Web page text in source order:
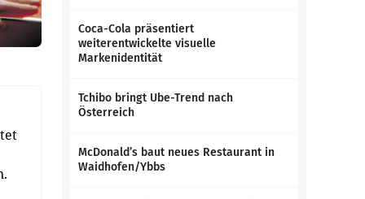
Coca-Cola präsentiert
weiterentwickelte visuelle
Markenidentität
Tchibo bringt Ube-Trend nach
Österreich
McDonald’s baut neues Restaurant in
Waidhofen/Ybbs